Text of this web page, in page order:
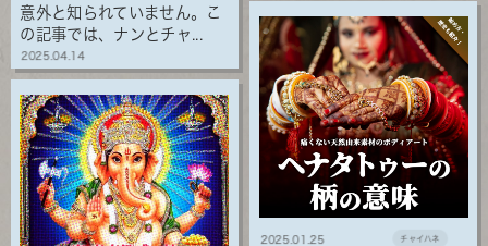
意外と知られていません。こ
の記事では、ナンとチャ...
2025.04.14
2025.01.25 チャイハネ